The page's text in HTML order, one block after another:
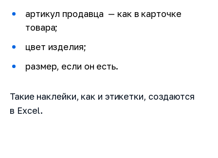
артикул продавца — как в карточке
товара;
цвет изделия;
размер, если он есть.
Такие наклейки, как и этикетки, создаются
в Excel.